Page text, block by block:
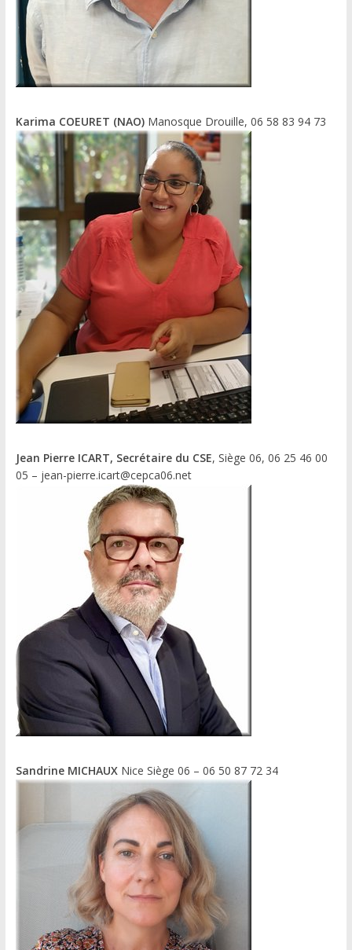
Karima COEURET (NAO)Manosque Drouille, 06 58 83 94 73
Jean Pierre ICART, Secrétaire du CSE, Siège 06, 06 25 46 00
05 – jean-pierre.icart@cepca06.net
Sandrine MICHAUX Nice Siège 06 – 06 50 87 72 34